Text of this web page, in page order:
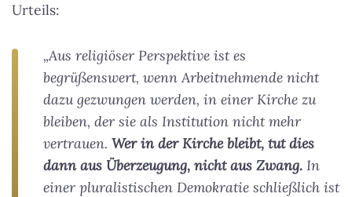
Urteils:
„Aus religiöser Perspektive ist es
begrüßenswert, wenn Arbeitnehmende nicht
dazu gezwungen werden, in einer Kirche zu
bleiben, der sie als Institution nicht mehr
vertrauen. Wer in der Kirche bleibt, tut dies
dann aus Überzeugung, nicht aus Zwang. In
einer pluralistischen Demokratie schließlich ist